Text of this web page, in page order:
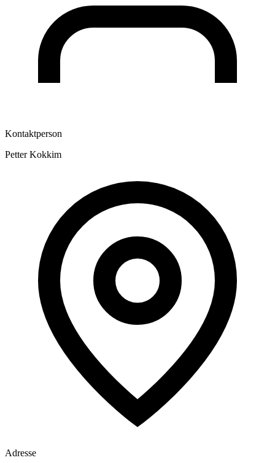
Kontaktperson
Petter Kokkim
Adresse